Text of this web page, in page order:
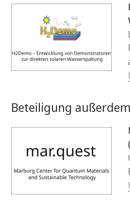
Beteiligung